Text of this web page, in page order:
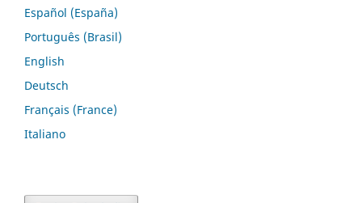
Español (España)
Português (Brasil)
English
Deutsch
Français (France)
Italiano